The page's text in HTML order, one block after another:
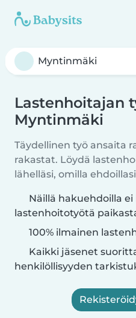
Lastenhoitajan
Myntinmäki
Täydellinen työ ansaita
rakastat. Löydä
lähelläsi, omilla
Näillä hakuehdoilla
lastenhoitotyötä
100% ilmainen
Kaikki jäsenet
henkilöllisyyden